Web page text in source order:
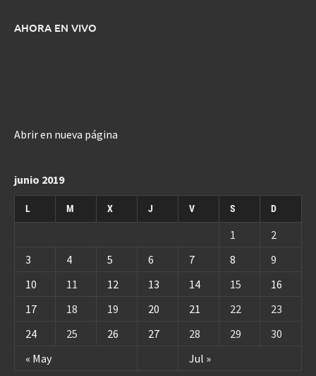
AHORA EN VIVO
Abrir en nueva página
junio 2019
L M X J V S D
« May Jul »
1
2
3
4 5 6 7 8
9
10
11 12 13 14 15
16
17
18 19 20 21 22
23
24
25 26 27 28 29 30